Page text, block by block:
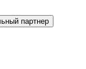
партнер